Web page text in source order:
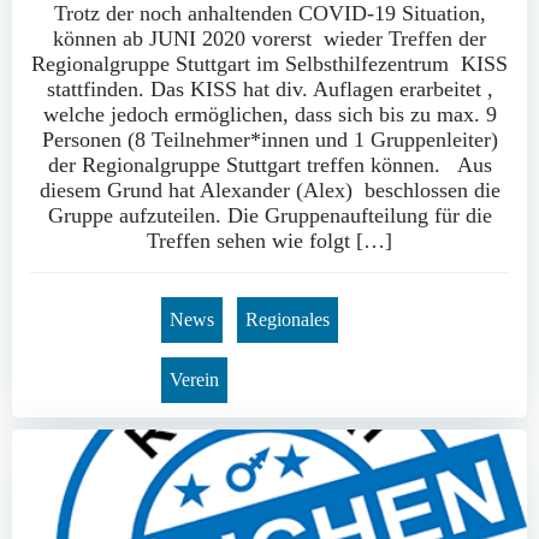
Trotz der noch anhaltenden COVID-19 Situation,
können ab JUNI 2020 vorerst wieder Treffen der
Regionalgruppe Stuttgart im Selbsthilfezentrum KISS
stattfinden. Das KISS hat div. Auflagen erarbeitet ,
welche jedoch ermöglichen, dass sich bis zu max. 9
Personen (8 Teilnehmer*innen und 1 Gruppenleiter)
der Regionalgruppe Stuttgart treffen können. Aus
diesem Grund hat Alexander (Alex) beschlossen die
Gruppe aufzuteilen. Die Gruppenaufteilung für die
Treffen sehen wie folgt […]
News Regionales
Verein